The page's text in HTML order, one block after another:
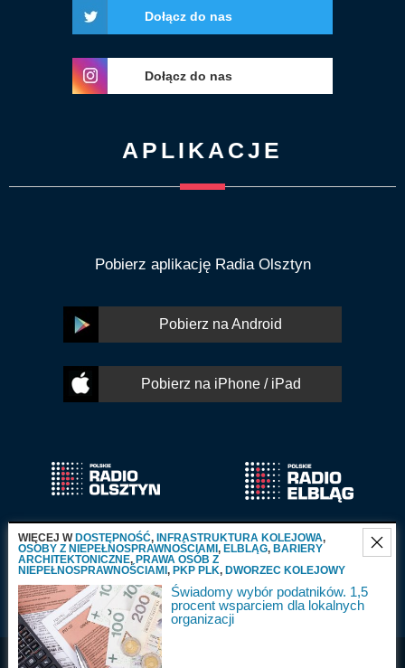
Dołącz do nas
Dołącz do nas
APLIKACJE
Pobierz aplikację Radia Olsztyn
Pobierz na Android
Pobierz na iPhone / iPad
WIĘCEJ WDOSTĘPNOŚĆ, INFRASTRUKTURA KOLEJOWA,
OSOBY Z NIEPEŁNOSPRAWNOŚCIAMI, ELBLĄG, BARIERY
ARCHITEKTONICZNE, PRAWA OSÓB Z
NIEPEŁNOSPRAWNOŚCIAMI, PKP PLK, DWORZEC KOLEJOWY
Świadomy wybór podatników. 1,5
procent wsparciem dla lokalnych
organizacji